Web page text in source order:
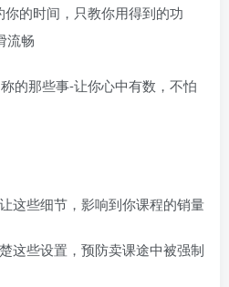
的时间，只教你用得到的功
流畅
的那些事-让你心中有数，不怕
这些细节，影响到你课程的销量
这些设置，预防卖课途中被强制